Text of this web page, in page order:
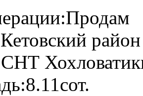
Продам
Кетовский район
СНТ
8.11сот.